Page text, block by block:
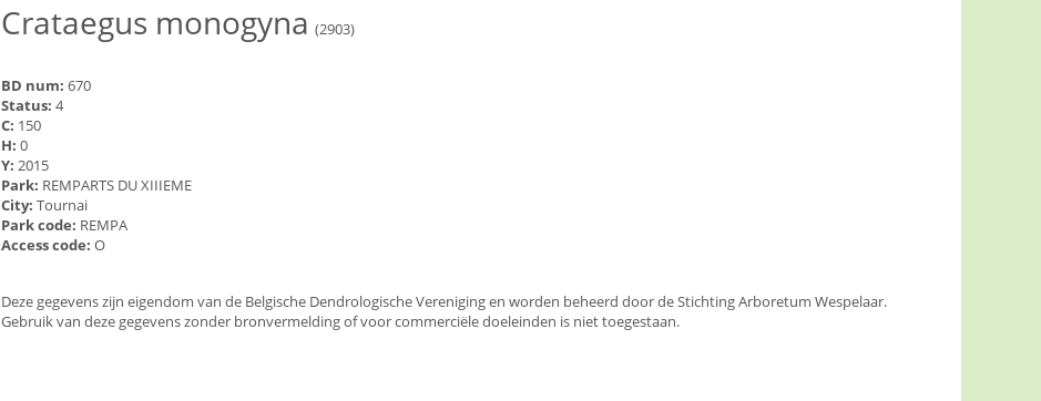
Crataegus monogyna (2903)
BD num: 670
Status: 4
C: 150
H: 0
Y: 2015
Park: REMPARTS DU XIIIEME
City: Tournai
Park code: REMPA
Access code: O
Deze gegevens zijn eigendom van de Belgische Dendrologische Vereniging en worden beheerd door de Stichting Arboretum Wespelaar.
Gebruik van deze gegevens zonder bronvermelding of voor commerciële doeleinden is niet toegestaan.